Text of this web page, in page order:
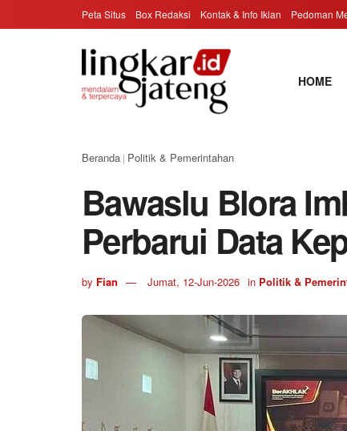
Peta Situs Box Redaksi Kontak & Info Iklan Pedoman
HOME
Beranda | Politik & Pemerintahan
Bawaslu Blora
Perbarui Data
by Fian Jumat, 12-Jun-2026 in Politik &